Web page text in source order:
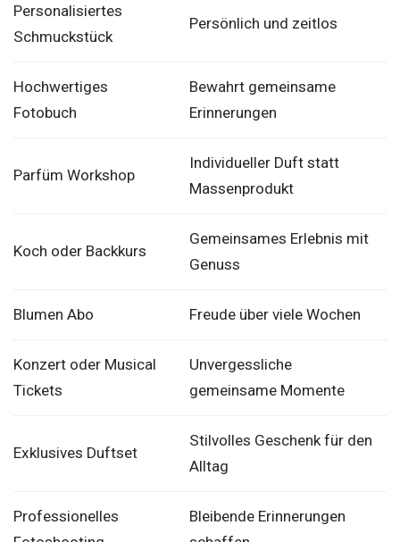
Personalisiertes
Schmuckstück
Persönlich und zeitlos
Hochwertiges
Fotobuch
Bewahrt gemeinsame
Erinnerungen
Parfüm Workshop
Individueller Duft statt
Massenprodukt
Koch oder Backkurs
Gemeinsames Erlebnis mit
Genuss
Blumen Abo Freude über viele Wochen
Konzert oder Musical
Tickets
Unvergessliche
gemeinsame Momente
Exklusives Duftset
Stilvolles Geschenk für den
Alltag
Professionelles
Bleibende Erinnerungen